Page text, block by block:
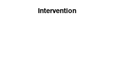
Intervention